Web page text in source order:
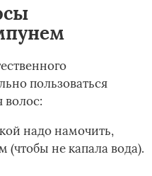
пользоваться
надо намочить,
(чтобы не капала вода).